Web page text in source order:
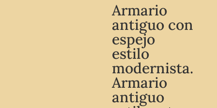
Armario
antiguo con
espejo
estilo
modernista.
Armario
antiguo